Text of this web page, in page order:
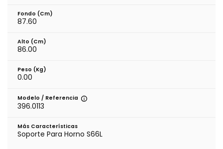
Fondo (cm)
87.60
Alto (cm)
86.00
Peso (kg)
0.00
Modelo / Referencia
396.0113
Más Características
Soporte Para Horno S66L